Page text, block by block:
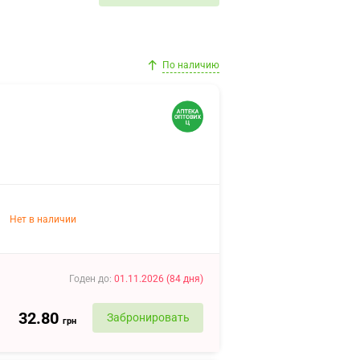
По наличию
Нет в наличии
Годен до: 01.11.2026 (84 дня)
32.80 грн Забронировать